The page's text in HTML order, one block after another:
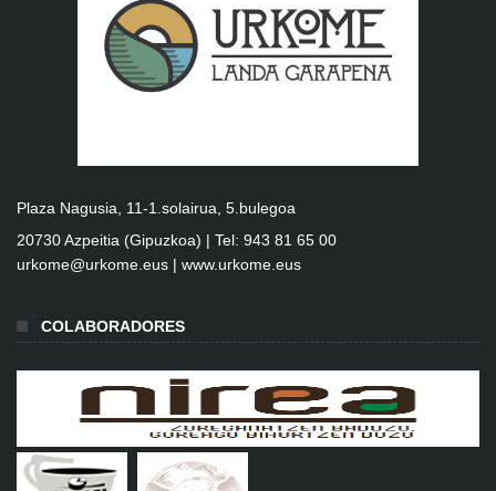
Plaza Nagusia, 11-1.solairua, 5.bulegoa
20730 Azpeitia (Gipuzkoa) | Tel: 943 81 65 00
urkome@urkome.eus | www.urkome.eus
COLABORADORES